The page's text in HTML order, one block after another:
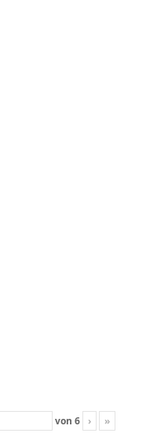
von 6 › »